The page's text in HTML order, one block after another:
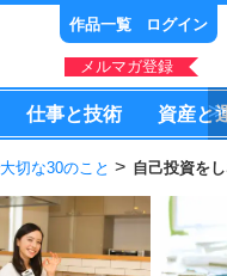
作品一覧 ログイン
メルマガ登録
仕事と技術 資産と
切な30のこと 自己投資を